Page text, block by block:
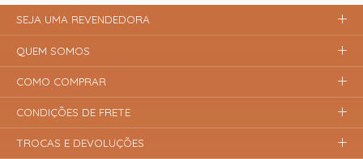
SEJA UMA REVENDEDORA
QUEM SOMOS
COMO COMPRAR
CONDIÇÕES DE FRETE
TROCAS E DEVOLUÇÕES